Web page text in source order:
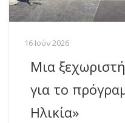
16 Ιούν 2026
Μια
για το
Ηλικία»